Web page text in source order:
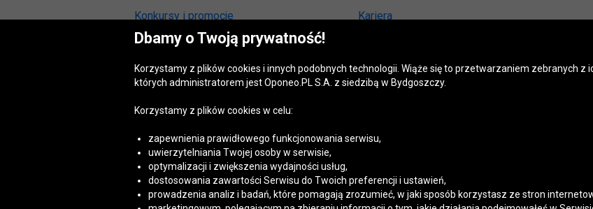
Konkursy i promocje
Odstąpienie od umowy
Reklamacja gwarancyjna
Opinie o oponach
Akt o usługach cyfrowych(DSA)
Dostępność cyfrowa
Kariera
Biuro prasowe
Kręci nas recykling
Mapa fotoradarów
Ustawienia cookies
Dbamy o Twoją prywatność!
Korzystamy z plików cookies i innych podobnych technologii. Wiąże się to przetwarzaniem zebranych z
których administratorem jest Oponeo.PL S.A. z siedzibą w Bydgoszczy.
Korzystamy z plików cookies w celu:
zapewnienia prawidłowego funkcjonowania serwisu,
uwierzytelniania Twojej osoby w serwisie,
optymalizacji i zwiększenia wydajności usług,
dostosowania zawartości Serwisu do Twoich preferencji i ustawień,
prowadzenia analiz i badań, które pomagają zrozumieć, w jaki sposób korzystasz ze stron